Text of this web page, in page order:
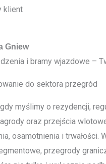
klient
Gniew
i bramy wjazdowe –
do sektora przegród
myślimy o rezydencji,
oraz przejścia
osamotnienia i trwałości.
przegrody